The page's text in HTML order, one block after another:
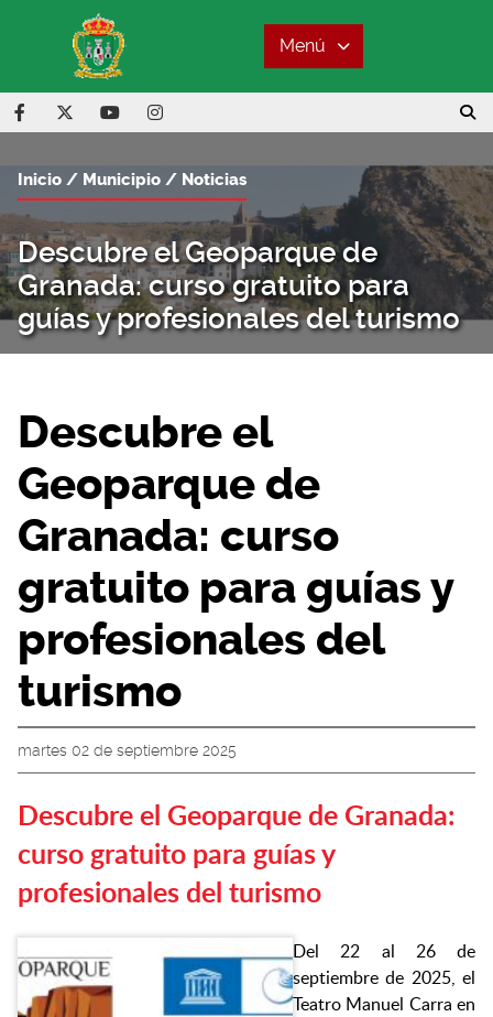
Menú
Descubre el Geoparque de
Granada: curso gratuito para
guías y profesionales del turismo
Inicio Municipio Noticias
Descubre el
Geoparque de
Granada: curso
gratuito para guías y
profesionales del
turismo
martes 02 de septiembre 2025
Descubre el Geoparque de Granada:
curso gratuito para guías y
profesionales del turismo
Del 22 al 26 de
septiembre de 2025, el
Teatro Manuel Carra en